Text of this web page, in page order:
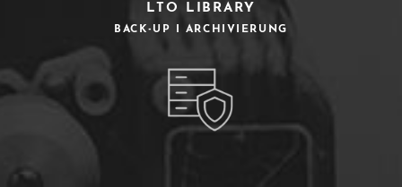
LTO LIBRARY
BACK-UP I ARCHIVIERUNG